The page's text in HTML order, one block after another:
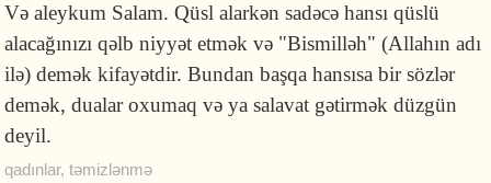
Və aleykum Salam. Qüsl alarkən sadəcə hansı qüslü
alacağınızı qəlb niyyət etmək və "Bismilləh" (Allahın adı
ilə) demək kifayətdir. Bundan başqa hansısa bir sözlər
demək, dualar oxumaq və ya salavat gətirmək düzgün
deyil.
qadınlar,təmizlənmə